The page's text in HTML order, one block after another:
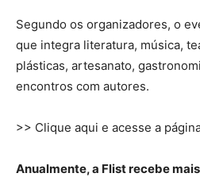
Segundo os organizadores, o
que integra literatura, música,
plásticas, artesanato,
encontros com autores.
>> Clique aqui e acesse a
Anualmente, a Flist recebe